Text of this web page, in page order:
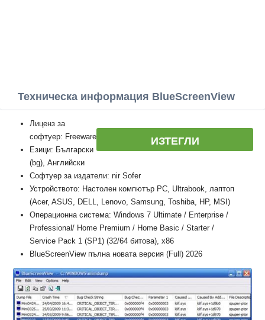
Техническа информация BlueScreenView
ИЗТЕГЛИ
Лиценз за
софтуер: Freeware
Езици: Български
(bg), Английски
Софтуер за издатели: nir Sofer
Устройството: Настолен компютър PC, Ultrabook, лаптоп
(Acer, ASUS, DELL, Lenovo, Samsung, Toshiba, HP, MSI)
Операционна система: Windows 7 Ultimate / Enterprise /
Professional/ Home Premium / Home Basic / Starter /
Service Pack 1 (SP1) (32/64 битова), x86
BlueScreenView пълна новата версия (Full) 2026